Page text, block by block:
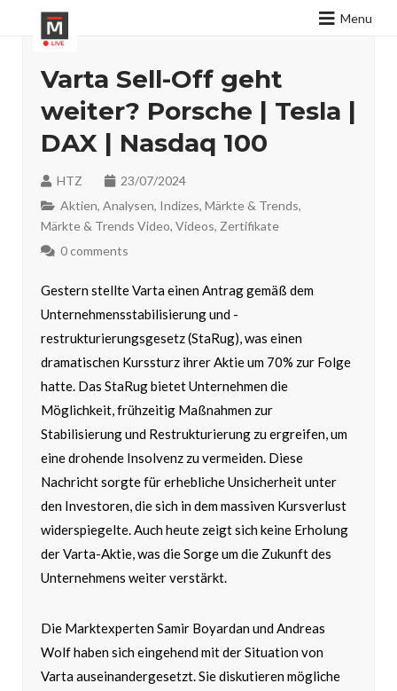
Menu
Varta Sell-Off geht
weiter? Porsche | Tesla |
DAX | Nasdaq 100
HTZ
23/07/2024
Aktien, Analysen, Indizes, Märkte & Trends,
Märkte & Trends Video, Videos, Zertifikate
0 comments
Gestern stellte Varta einen Antrag gemäß dem
Unternehmensstabilisierung und -
restrukturierungsgesetz (StaRug), was einen
dramatischen Kurssturz ihrer Aktie um 70% zur Folge
hatte. Das StaRug bietet Unternehmen die
Möglichkeit, frühzeitig Maßnahmen zur
Stabilisierung und Restrukturierung zu ergreifen, um
eine drohende Insolvenz zu vermeiden. Diese
Nachricht sorgte für erhebliche Unsicherheit unter
den Investoren, die sich in dem massiven Kursverlust
widerspiegelte. Auch heute zeigt sich keine Erholung
der Varta-Aktie, was die Sorge um die Zukunft des
Unternehmens weiter verstärkt.
Die Marktexperten Samir Boyardan und Andreas
Wolf haben sich eingehend mit der Situation von
Varta auseinandergesetzt. Sie diskutieren mögliche